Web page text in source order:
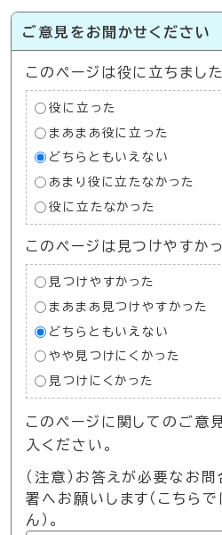
ご意見をお聞かせください
このページは役に立ちまし
役に立った
まあまあ役に立った
どちらともいえない
あまり役に立たなかった
役に立たなかった
このページは見つけやすか
見つけやすかった
まあまあ見つけやすかった
どちらともいえない
やや見つけにくかった
見つけにくかった
このページに関してのご意
入ください。
（注意）お答えが必要なお
署へお願いします（こちら
ん）。